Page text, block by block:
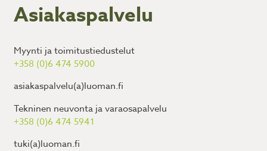
Asiakaspalvelu
Myynti ja toimitustiedustelut
+358 (0)6 474 5900
asiakaspalvelu(a)luoman.fi
Tekninen neuvonta ja varaosapalvelu
+358 (0)6 474 5941
tuki(a)luoman.fi